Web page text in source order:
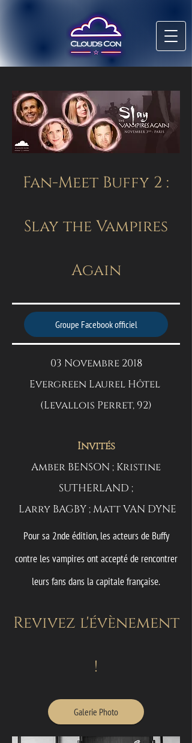
Fan-Meet Buffy 2 :
Slay the Vampires
Again
Groupe Facebook officiel
03 Novembre 2018
Evergreen Laurel Hôtel
(Levallois Perret, 92)
Invités
Amber BENSON ; Kristine
SUTHERLAND ;
Larry BAGBY ; Matt VAN DYNE
Pour sa 2nde édition, les acteurs de Buffy
contre les vampires ont accepté de rencontrer
leurs fans dans la capitale française.
Revivez l'évènement
!
Galerie Photo